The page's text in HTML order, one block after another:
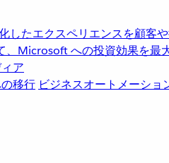
したエクスペリエンスを顧客
Microsoft への投資効果を最大
ア
移行 ビジネスオートメーショ